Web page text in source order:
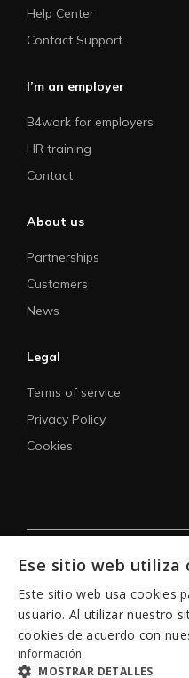
Help Center
Contact Support
I’m an employer
B4work for employers
HR training
Contact
About us
Partnerships
Customers
News
Legal
Terms of service
Privacy Policy
Cookies
© 2026 B4work.
All rights reserved.
Ese sitio web utiliza
Este sitio web usa cookies
usuario. Al utilizar nuestro
cookies de acuerdo con
información
MOSTRAR DETALLES